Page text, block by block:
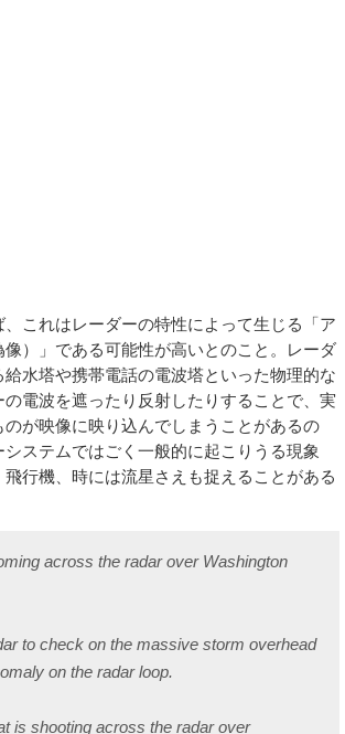
これはレーダーの特性によって生じる「ア
）」である可能性が高いとのこと。レーダ
水塔や携帯電話の電波塔といった物理的な
電波を遮ったり反射したりすることで、実
のが映像に映り込んでしまうことがあるの
ステムではごく一般的に起こりうる現象
行機、時には流星さえも捉えることがある
across the radar over Washington
to check on the massive storm overhead
on the radar loop.
is shooting across the radar over